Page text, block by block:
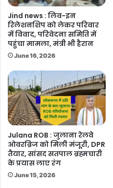
Jind news : लिव-इन
रिलेशनशिप को लेकर परिवार
में विवाद, परिवेदना समिति में
पहुंचा मामला, मंत्री भी हैरान
June 16, 2026
Julana ROB : जुलाना रेलवे
ओवरब्रिज को मिली मंजूरी, DPR
तैयार, सांसद सतपाल ब्रह्मचारी
के प्रयास लाए रंग
June 15, 2026